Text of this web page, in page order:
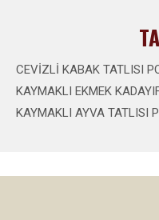
CEVİZLİ KABAK TATLISI
KAYMAKLI EKMEK
KAYMAKLI AYVA TATLISI